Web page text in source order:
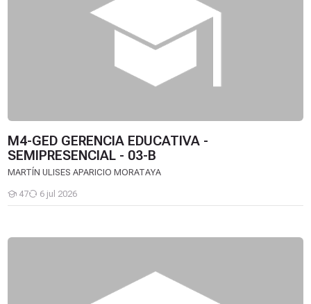
M4-GED GERENCIA EDUCATIVA -
SEMIPRESENCIAL - 03-B
MARTÍN ULISES APARICIO MORATAYA
47
Estudiantes
6 jul 2026